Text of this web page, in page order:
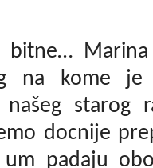
Marina
na kome je
starog
docnije
padaju